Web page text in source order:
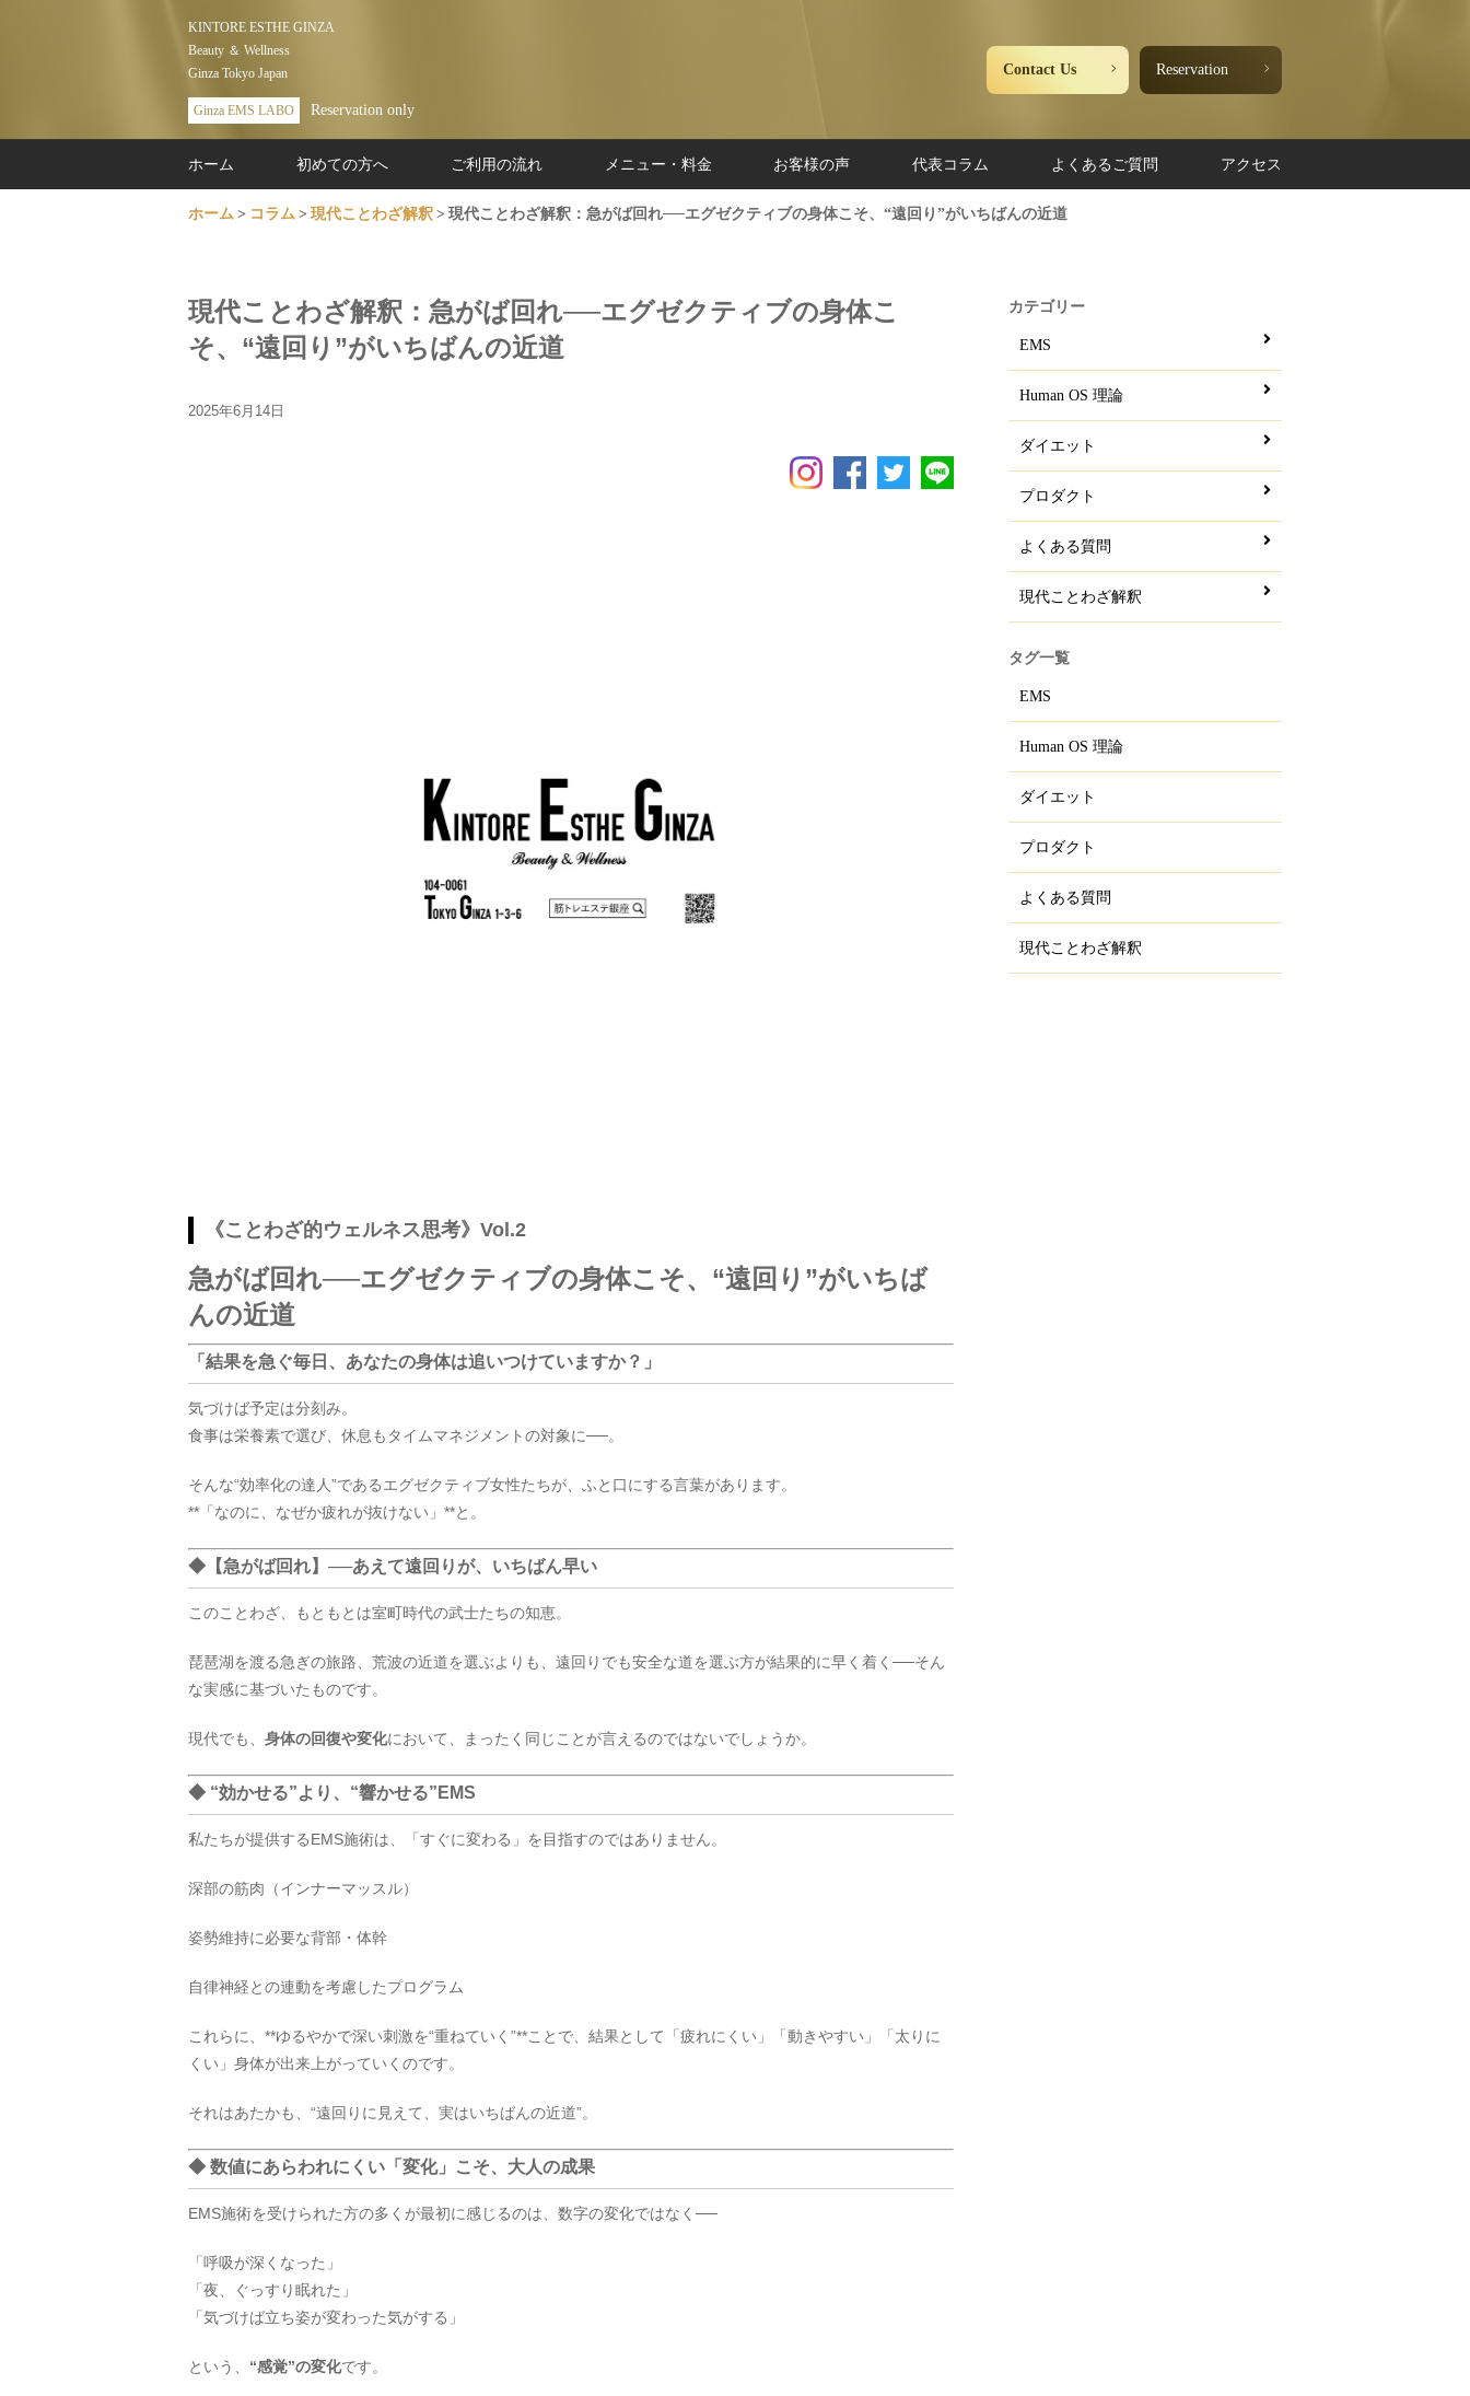
KINTORE ESTHE GINZA
Beauty ＆ Wellness
Ginza Tokyo Japan
Ginza EMS LABO Reservation only
Contact Us Reservation
ホーム 初めての方へ ご利用の流れ メニュー・料金 お客様の声 代表コラム よくあるご質問 アクセス
ホーム コラム 現代ことわざ解釈 現代ことわざ解釈：急がば回れ──エグゼクティブの身体こそ、“遠回り”がいちばんの近道
現代ことわざ解釈：急がば回れ──エグゼクティブの身体こ
そ、“遠回り”がいちばんの近道
2025年6月14日
《ことわざ的ウェルネス思考》Vol.2
急がば回れ──エグゼクティブの身体こそ、“遠回り”がいちば
んの近道
「結果を急ぐ毎日、あなたの身体は追いつけていますか？」
気づけば予定は分刻み。
食事は栄養素で選び、休息もタイムマネジメントの対象に──。
そんな“効率化の達人”であるエグゼクティブ女性たちが、ふと口にする言葉があります。
**「なのに、なぜか疲れが抜けない」**と。
◆【急がば回れ】──あえて遠回りが、いちばん早い
このことわざ、もともとは室町時代の武士たちの知恵。
琵琶湖を渡る急ぎの旅路、荒波の近道を選ぶよりも、遠回りでも安全な道を選ぶ方が結果的に早く着く──そん
な実感に基づいたものです。
現代でも、 身体の回復や変化において、まったく同じことが言えるのではないでしょうか。
◆ “効かせる”より、“響かせる”EMS
私たちが提供するEMS施術は、「すぐに変わる」を目指すのではありません。
深部の筋肉（インナーマッスル）
姿勢維持に必要な背部・体幹
自律神経との連動を考慮したプログラム
これらに、**ゆるやかで深い刺激を“重ねていく”**ことで、結果として「疲れにくい」「動きやすい」「太りに
くい」身体が出来上がっていくのです。
それはあたかも、“遠回りに見えて、実はいちばんの近道”。
◆ 数値にあらわれにくい「変化」こそ、大人の成果
EMS施術を受けられた方の多くが最初に感じるのは、数字の変化ではなく──
「呼吸が深くなった」
「夜、ぐっすり眠れた」
「気づけば立ち姿が変わった気がする」
という、 “感覚”の変化です。
カテゴリー
EMS
Human OS 理論
ダイエット
プロダクト
よくある質問
現代ことわざ解釈
タグ一覧
EMS
Human OS 理論
ダイエット
プロダクト
よくある質問
現代ことわざ解釈